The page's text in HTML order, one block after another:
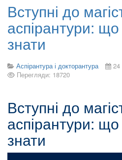
Вступні до
аспірантури: що
знати
Аспірантура і докторантура
24
Перегляди: 18720
Вступні до
аспірантури: що
знати